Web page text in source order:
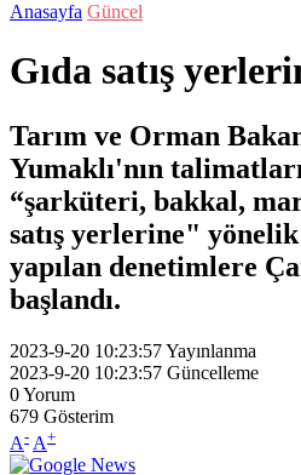
Anasayfa Güncel
Gıda satış
Tarım ve Orman
Yumaklı'nın
“şarküteri, bakkal,
satış yerlerine"
yapılan denetimlere
başlandı.
2023-9-20 10:23:57Yayınlanma
2023-9-20 10:23:57 Güncelleme
0Yorum
679 Gösterim
A- A+